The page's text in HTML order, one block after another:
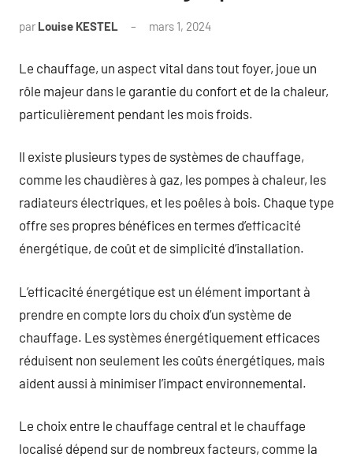
par Louise KESTEL mars 1, 2024
Le chauffage, un aspect vital dans tout foyer, joue un
rôle majeur dans le garantie du confort et de la chaleur,
particulièrement pendant les mois froids.
Il existe plusieurs types de systèmes de chauffage,
comme les chaudières à gaz, les pompes à chaleur, les
radiateurs électriques, et les poêles à bois. Chaque type
offre ses propres bénéfices en termes d’efficacité
énergétique, de coût et de simplicité d’installation.
L’efficacité énergétique est un élément important à
prendre en compte lors du choix d’un système de
chauffage. Les systèmes énergétiquement efficaces
réduisent non seulement les coûts énergétiques, mais
aident aussi à minimiser l’impact environnemental.
Le choix entre le chauffage central et le chauffage
localisé dépend sur de nombreux facteurs, comme la